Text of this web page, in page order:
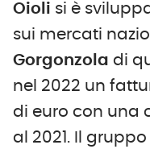
Oioli si è
sui mercati
Gorgonzola di
nel 2022 un
di euro con una
al 2021. Il